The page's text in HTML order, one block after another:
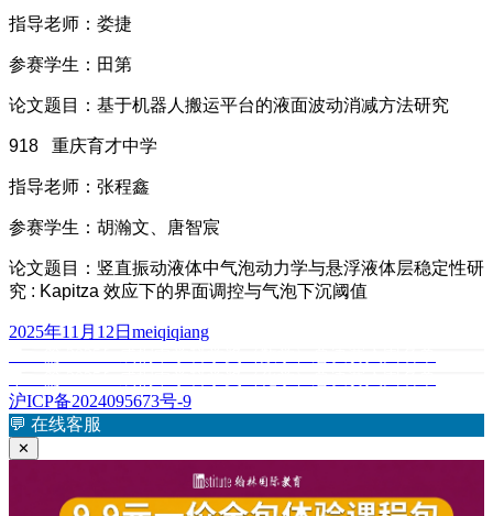
指导老师：娄捷
参赛学生：田第
论文题目：基于机器人搬运平台的液面波动消减方法研究
918 重庆育才中学
指导老师：张程鑫
参赛学生：胡瀚文、唐智宸
论文题目：竖直振动液体中气泡动力学与悬浮液体层稳定性研
究 : Kapitza 效应下的界面调控与气泡下沉阈值
发
2025年11月12日 作
meiqiqiang
文
章
导
航
文
章：
篇
文
沪ICP备2024095673号-9
💬 在线客服
✕